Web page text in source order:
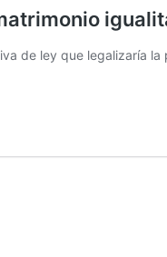
de ley que legalizaría